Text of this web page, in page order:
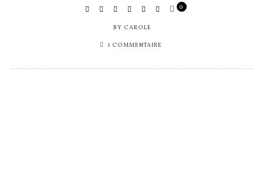
BY CAROLE
0
1 COMMENTAIRE